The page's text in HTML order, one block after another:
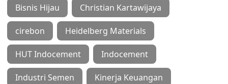
Bisnis Hijau Christian Kartawijaya
cirebon Heidelberg Materials
HUT Indocement Indocement
Industri Semen Kinerja Keuangan